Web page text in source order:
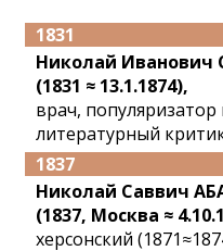
1831
Николай Иванович
(1831 ≈ 13.1.1874),
врач,
литературный
1837
Николай Саввич
(1837, Москва ≈
херсонский